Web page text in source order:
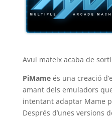
Avui mateix acaba de
PiMameés una creació
amant dels emuladors
intentant adaptar Mame
Després d’unes versions